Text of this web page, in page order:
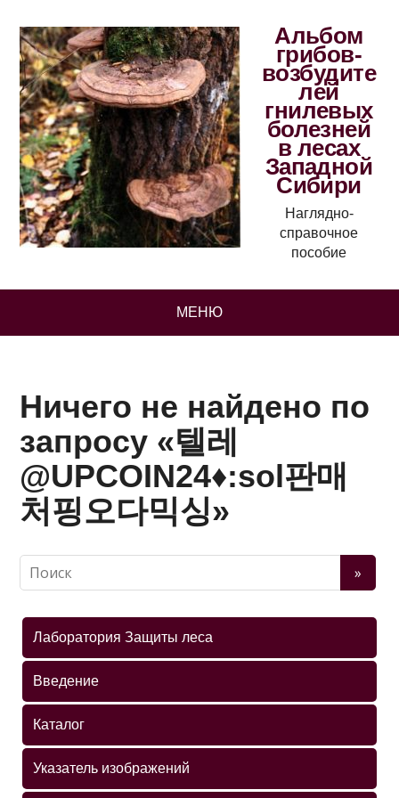
Альбом
грибов-
возбудите
лей
гнилевых
болезней
в лесах
Западной
Сибири
Наглядно-
справочное
пособие
МЕНЮ
Ничего не найдено по
запросу «텔레
@UPCOIN24♦:sol판매
처핑오다믹싱»
Лаборатория Защиты леса
Введение
Каталог
Указатель изображений